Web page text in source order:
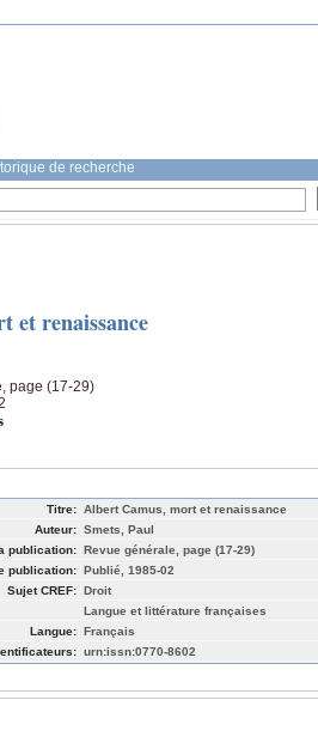
de recherche
et renaissance
page (17-29)
Titre: Albert Camus, mort et renaissance
Auteur: Smets, Paul
publication: Revue générale, page (17-29)
publication: Publié, 1985-02
Sujet CREF: Droit
Langue et littérature françaises
Langue: Français
urn:issn:0770-8602